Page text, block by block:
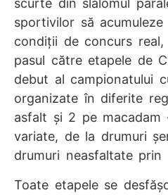
scurte din slalomul
sportivilor să
condiții de concurs
pasul către etapele de
debut al campionatului
organizate în diferite
asfalt și 2 pe macadam
variate, de la drumuri
drumuri neasfaltate prin
Toate etapele se